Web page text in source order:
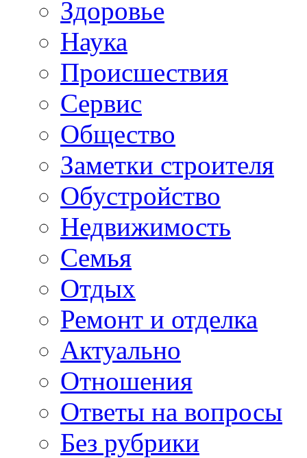
Здоровье
Наука
Происшествия
Сервис
Общество
Заметки строителя
Обустройство
Недвижимость
Семья
Отдых
Ремонт и отделка
Актуально
Отношения
Ответы на вопросы
Без рубрики